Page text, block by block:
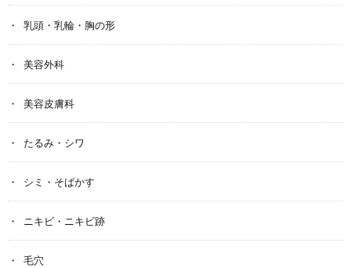
乳頭・乳輪・胸の形
美容外科
美容皮膚科
たるみ・シワ
シミ・そばかす
ニキビ・ニキビ跡
毛穴